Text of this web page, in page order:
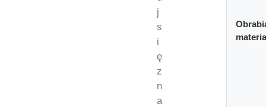
j
s
i
ę
z
n
a